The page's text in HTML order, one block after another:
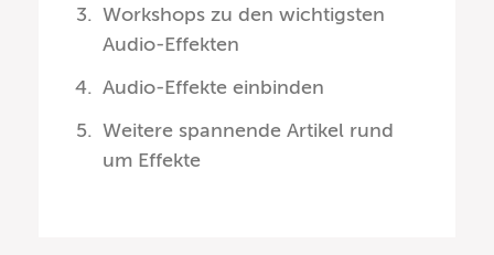
Workshops zu den wichtigsten
Audio-Effekten
Audio-Effekte einbinden
Weitere spannende Artikel rund
um Effekte